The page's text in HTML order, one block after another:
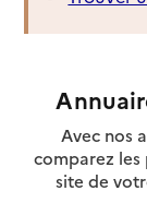
Avec nos
comparez les
site de